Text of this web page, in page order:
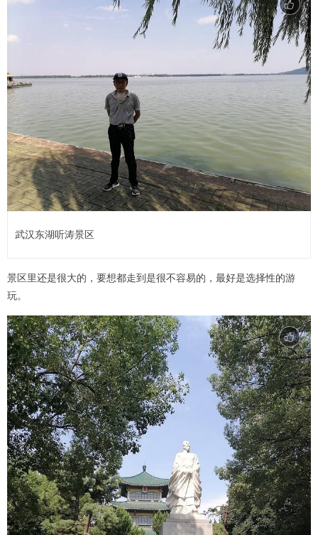
武汉东湖听涛景区
景区里还是很大的，要想都走到是很不容易的，最好是选择性的游
玩。